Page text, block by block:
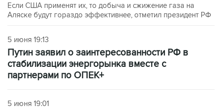
Если США применят их, то добыча и сжижение газа на
Аляске будут гораздо эффективнее, отметил президент РФ
5 июня 19:13
Путин заявил о заинтересованности РФ в
стабилизации энергорынка вместе с
партнерами по ОПЕК+
5 июня 19:01